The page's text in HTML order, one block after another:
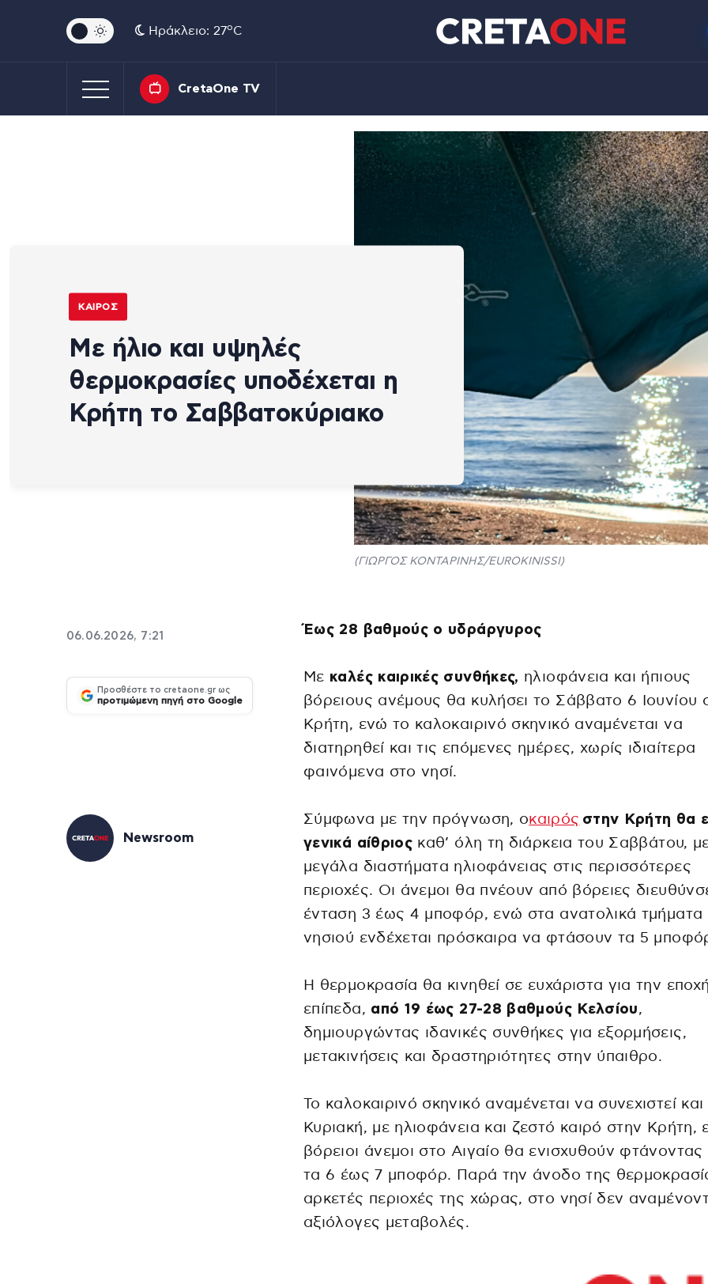
Ηράκλειο: 27oC
CretaOne TV
ΚΑΙΡΌΣ
Με ήλιο και υψηλές
θερμοκρασίες υποδέχεται η
Κρήτη το Σαββατοκύριακο
(ΓΙΩΡΓΟΣ ΚΟΝΤΑΡΙΝΗΣ/EUROKINISSI)
06.06.2026, 7:21
Προσθέστε το cretaone.gr ως
προτιμώμενη πηγή στο Google
Newsroom
Έως 28 βαθμούς ο υδράργυρος
Με καλές καιρικές συνθήκες, ηλιοφάνεια και ήπιους
βόρειους ανέμους θα κυλήσει το Σάββατο 6 Ιουνίου
Κρήτη, ενώ το καλοκαιρινό σκηνικό αναμένεται να
διατηρηθεί και τις επόμενες ημέρες, χωρίς ιδιαίτερα
φαινόμενα στο νησί.
Σύμφωνα με την πρόγνωση, οκαιρός στην Κρήτη θα
γενικά αίθριος καθ’ όλη τη διάρκεια του Σαββάτου,
μεγάλα διαστήματα ηλιοφάνειας στις περισσότερες
περιοχές. Οι άνεμοι θα πνέουν από βόρειες
ένταση 3 έως 4 μποφόρ, ενώ στα ανατολικά τμήματα
νησιού ενδέχεται πρόσκαιρα να φτάσουν τα 5
Η θερμοκρασία θα κινηθεί σε ευχάριστα για την
επίπεδα, από 19 έως 27-28 βαθμούς Κελσίου,
δημιουργώντας ιδανικές συνθήκες για εξορμήσεις,
μετακινήσεις και δραστηριότητες στην ύπαιθρο.
Το καλοκαιρινό σκηνικό αναμένεται να συνεχιστεί
Κυριακή, με ηλιοφάνεια και ζεστό καιρό στην Κρήτη,
βόρειοι άνεμοι στο Αιγαίο θα ενισχυθούν φτάνοντας
τα 6 έως 7 μποφόρ. Παρά την άνοδο της
αρκετές περιοχές της χώρας, στο νησί δεν
αξιόλογες μεταβολές.